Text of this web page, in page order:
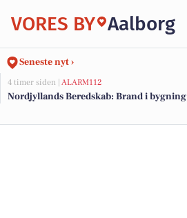
VORES BY Aalborg
Seneste nyt ›
4 timer siden | ALARM112
Nordjyllands Beredskab: Brand i bygning